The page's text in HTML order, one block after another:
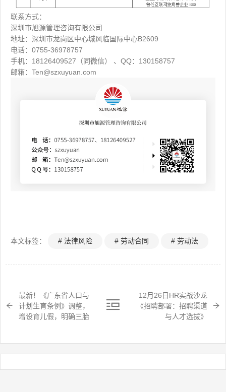
联系方式：
深圳市旭源管理咨询有限公司
地址：深圳市龙岗区中心城风临国际中心B2609
电话：0755-36978757
手机：18126409527（同微信） 、QQ：130158757
邮箱：Ten@szxuyuan.com
本文标签： # 法律风险 # 劳动合同 # 劳动法
最新！《广东省人口与
计划生育条例》调整，
增设育儿假，明确三胎
12月26日HR实战沙龙
《招聘部署：招聘渠道
与人才选拔》